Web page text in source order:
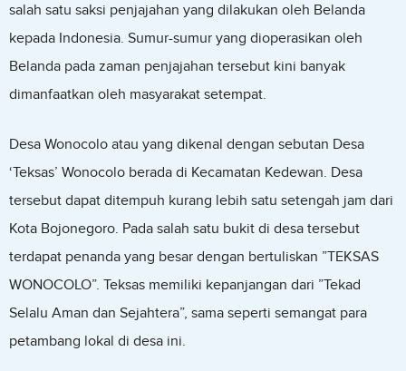
salah satu saksi penjajahan yang dilakukan oleh Belanda
kepada Indonesia. Sumur-sumur yang dioperasikan oleh
Belanda pada zaman penjajahan tersebut kini banyak
dimanfaatkan oleh masyarakat setempat.
Desa Wonocolo atau yang dikenal dengan sebutan Desa
‘Teksas’ Wonocolo berada di Kecamatan Kedewan. Desa
tersebut dapat ditempuh kurang lebih satu setengah jam dari
Kota Bojonegoro. Pada salah satu bukit di desa tersebut
terdapat penanda yang besar dengan bertuliskan ”TEKSAS
WONOCOLO”. Teksas memiliki kepanjangan dari ”Tekad
Selalu Aman dan Sejahtera”, sama seperti semangat para
petambang lokal di desa ini.